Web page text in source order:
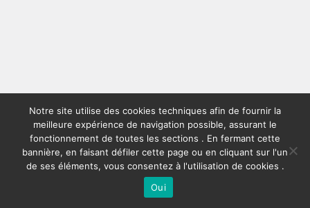
Notre site utilise des cookies techniques afin de fournir la
meilleure expérience de navigation possible, assurant le
fonctionnement de toutes les sections . En fermant cette
bannière, en faisant défiler cette page ou en cliquant sur l'un
de ses éléments, vous consentez à l'utilisation de cookies .
Oui